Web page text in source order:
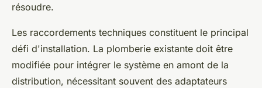
résoudre.
Les raccordements techniques constituent le principal
défi d'installation. La plomberie existante doit être
modifiée pour intégrer le système en amont de la
distribution, nécessitant souvent des adaptateurs